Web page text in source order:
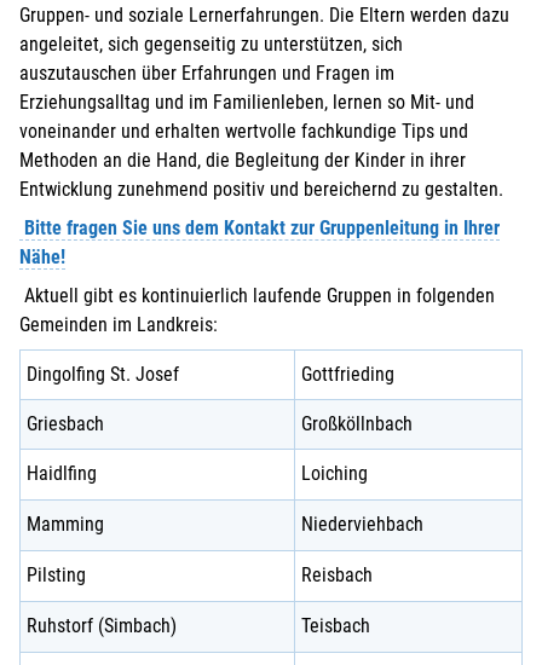
Gruppen- und soziale Lernerfahrungen. Die Eltern werden dazu
angeleitet, sich gegenseitig zu unterstützen, sich
auszutauschen über Erfahrungen und Fragen im
Erziehungsalltag und im Familienleben, lernen so Mit- und
voneinander und erhalten wertvolle fachkundige Tips und
Methoden an die Hand, die Begleitung der Kinder in ihrer
Entwicklung zunehmend positiv und bereichernd zu gestalten.
Bitte fragen Sie uns dem Kontakt zur Gruppenleitung in Ihrer
Nähe!
Aktuell gibt es kontinuierlich laufende Gruppen in folgenden
Gemeinden im Landkreis:
Dingolfing St. Josef Gottfrieding
Griesbach Großköllnbach
Haidlfing Loiching
Mamming Niederviehbach
Pilsting Reisbach
Ruhstorf (Simbach) Teisbach